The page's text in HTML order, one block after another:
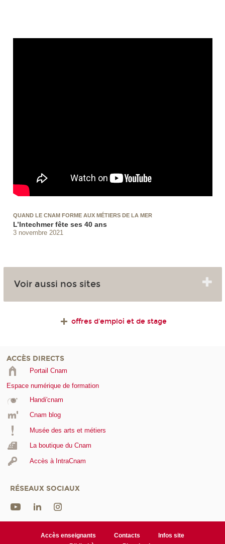
QUAND LE CNAM FORME AUX MÉTIERS DE LA MER
L’Intechmer fête ses 40 ans
3 novembre 2021
Voir aussi nos sites
offres d'emploi et de stage
ACCÈS DIRECTS
Portail Cnam
Espace numérique de formation
Handi'cnam
Cnam blog
Musée des arts et métiers
La boutique du Cnam
Accès à IntraCnam
RÉSEAUX SOCIAUX
Accès enseignants Contacts
Infos site